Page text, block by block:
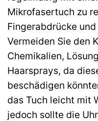
Mikrofasertuch zu
Fingerabdrücke
Vermeiden Sie den
Chemikalien,
Haarsprays, da
beschädigen
das Tuch leicht mit
jedoch sollte die